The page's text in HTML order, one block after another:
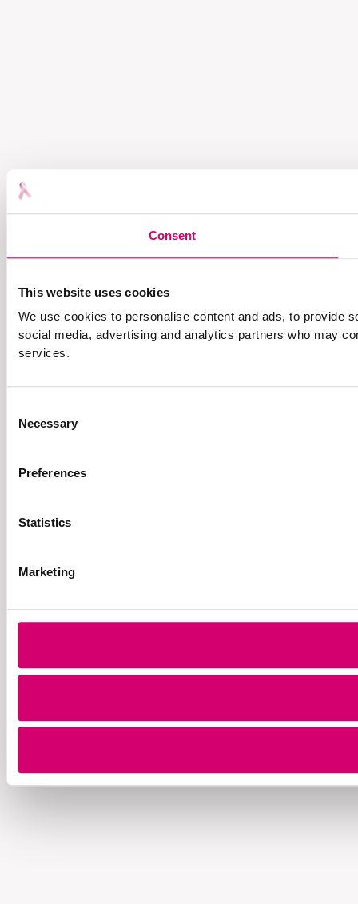
Consent
This website uses cookies
We use cookies to personalise content and ads, to provide
social media, advertising and analytics partners who may
services.
Selection
Necessary
Preferences
Statistics
Marketing